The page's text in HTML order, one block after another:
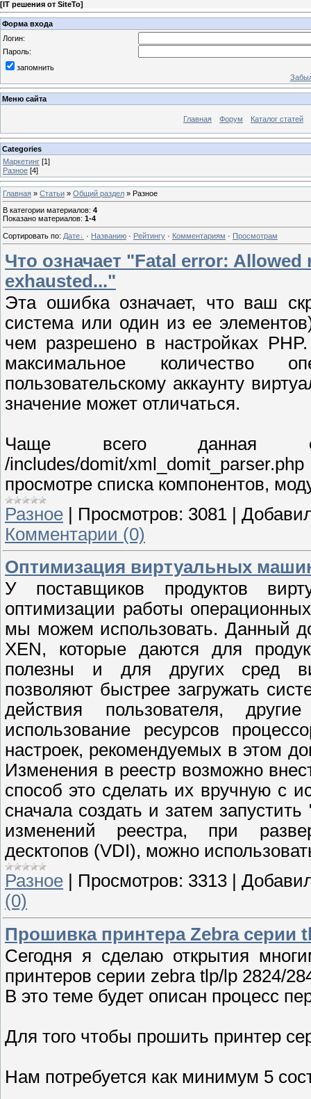
[IT решения от SiteTo]
Форма входа
Логин:
Пароль:
запомнить
Меню сайта
Главная Форум Каталог статей
Categories
Маркетинг [1]
Разное [4]
Главная » Статьи » Общий раздел » Разное
В категории материалов: 4
Показано материалов: 1-4
Сортировать по: Дате · Названию · Рейтингу · Комментариям · Просмотрам
Что означает "Fatal error: Allowed
exhausted..."
Эта ошибка означает, что ваш
система или один из ее
чем разрешено в настройках
максимальное количество
пользовательскому аккаунту
значение может отличаться.
Чаще всего данная
/includes/domit/
просмотре списка компонентов,
Разное | Просмотров: 3081 |
Комментарии (0)
Оптимизация виртуальных
У поставщиков продуктов
оптимизации работы
мы можем использовать. Данный
XEN, которые даются для
полезны и для других сред
позволяют быстрее загружать
действия пользователя,
использование ресурсов
настроек, рекомендуемых в этом
Изменения в реестр возможно
способ это сделать их вручную с
сначала создать и затем
изменений реестра, при
десктопов (VDI), можно
Разное
Просмотров: 3313
(0)
Прошивка принтера Zebra серии
Сегодня я сделаю открытия
принтеров серии zebra tlp/lp 2824/
В это теме будет описан процесс
Для того чтобы прошить принтер
Нам потребуется как минимум 5